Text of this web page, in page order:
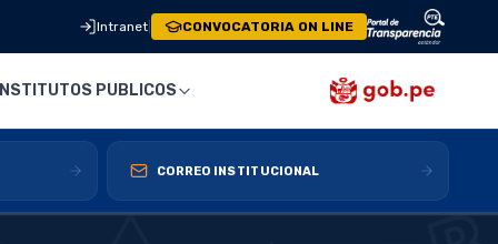
Intranet CONVOCATORIA ON LINE
PUBLICOS
CORREO INSTITUCIONAL